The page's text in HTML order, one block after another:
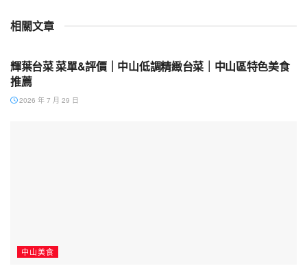
相關文章
輝葉台菜 菜單&評價｜中山低調精緻台菜｜中山區特色美食
推薦
2026 年 7 月 29 日
中山美食